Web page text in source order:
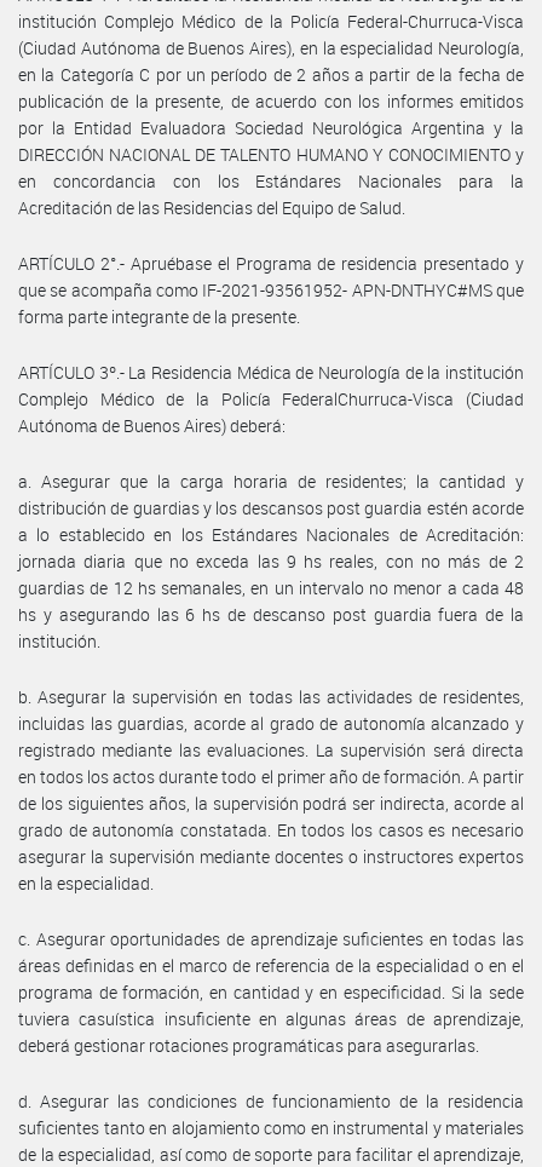
institución Complejo Médico de la Policía Federal-Churruca-Visca
(Ciudad Autónoma de Buenos Aires), en la especialidad Neurología,
en la Categoría C por un período de 2 años a partir de la fecha de
publicación de la presente, de acuerdo con los informes emitidos
por la Entidad Evaluadora Sociedad Neurológica Argentina y la
DIRECCIÓN NACIONAL DE TALENTO HUMANO Y CONOCIMIENTO y
en concordancia con los Estándares Nacionales para la
Acreditación de las Residencias del Equipo de Salud.
ARTÍCULO 2°.- Apruébase el Programa de residencia presentado y
que se acompaña como IF-2021-93561952- APN-DNTHYC#MS que
forma parte integrante de la presente.
ARTÍCULO 3º.- La Residencia Médica de Neurología de la institución
Complejo Médico de la Policía FederalChurruca-Visca (Ciudad
Autónoma de Buenos Aires) deberá:
a. Asegurar que la carga horaria de residentes; la cantidad y
distribución de guardias y los descansos post guardia estén acorde
a lo establecido en los Estándares Nacionales de Acreditación:
jornada diaria que no exceda las 9 hs reales, con no más de 2
guardias de 12 hs semanales, en un intervalo no menor a cada 48
hs y asegurando las 6 hs de descanso post guardia fuera de la
institución.
b. Asegurar la supervisión en todas las actividades de residentes,
incluidas las guardias, acorde al grado de autonomía alcanzado y
registrado mediante las evaluaciones. La supervisión será directa
en todos los actos durante todo el primer año de formación. A partir
de los siguientes años, la supervisión podrá ser indirecta, acorde al
grado de autonomía constatada. En todos los casos es necesario
asegurar la supervisión mediante docentes o instructores expertos
en la especialidad.
c. Asegurar oportunidades de aprendizaje suficientes en todas las
áreas definidas en el marco de referencia de la especialidad o en el
programa de formación, en cantidad y en especificidad. Si la sede
tuviera casuística insuficiente en algunas áreas de aprendizaje,
deberá gestionar rotaciones programáticas para asegurarlas.
d. Asegurar las condiciones de funcionamiento de la residencia
suficientes tanto en alojamiento como en instrumental y materiales
de la especialidad, así como de soporte para facilitar el aprendizaje,